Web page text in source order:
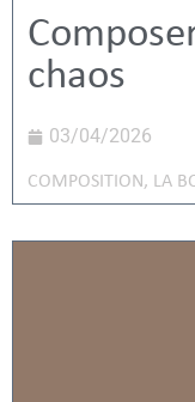
chaos
03/04/2026
COMPOSITION, LA